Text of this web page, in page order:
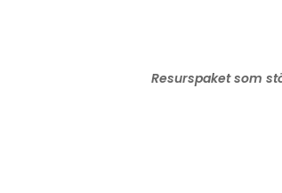
Resurspaket som